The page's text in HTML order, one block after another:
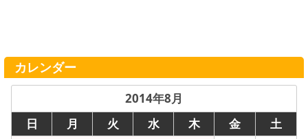
カレンダー
2014年8月
日
月 火 水 木 金
土